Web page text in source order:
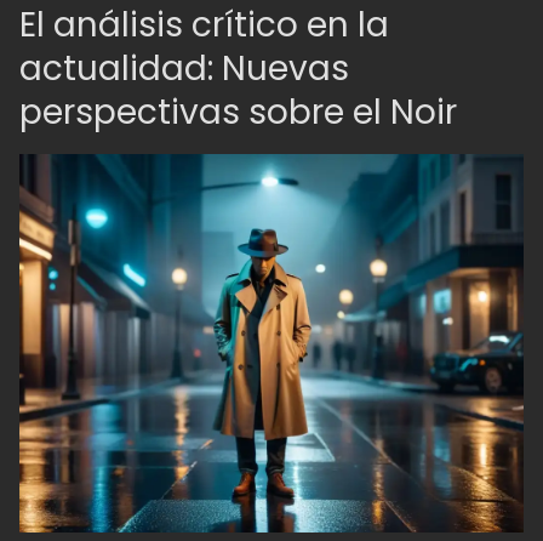
El análisis crítico en la
actualidad: Nuevas
perspectivas sobre el Noir